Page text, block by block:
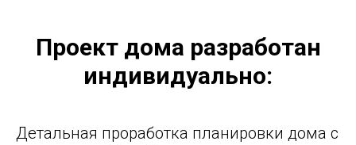
Проект дома разработан
индивидуально:
Детальная проработка планировки дома с